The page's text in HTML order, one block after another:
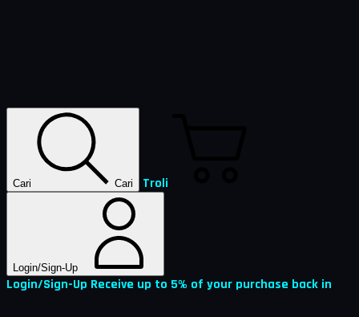
Cari Cari Troli
Login/Sign-Up
Login/Sign-Up Receive up to 5% of your purchase back in